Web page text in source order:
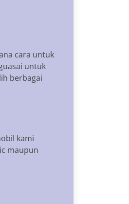
cara untuk
untuk
berbagai
kami
maupun